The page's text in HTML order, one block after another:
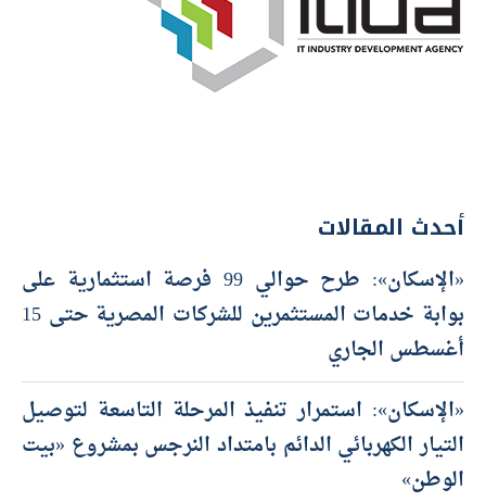
أحدث المقالات
«الإسكان»: طرح حوالي 99 فرصة استثمارية على
بوابة خدمات المستثمرين للشركات المصرية حتى 15
أغسطس الجاري
«الإسكان»: استمرار تنفيذ المرحلة التاسعة لتوصيل
التيار الكهربائي الدائم بامتداد النرجس بمشروع «بيت
الوطن»